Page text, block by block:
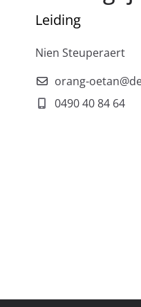
Leiding
Nien Steuperaert
orang-
0490 40 84 64